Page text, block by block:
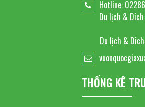
Hotline:
Du lịch &
Du lịch & Dich
THỐNG KÊ